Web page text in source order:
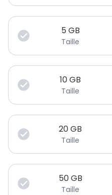
5 GB
Taille
10GB
Taille
20GB
Taille
50GB
Taille